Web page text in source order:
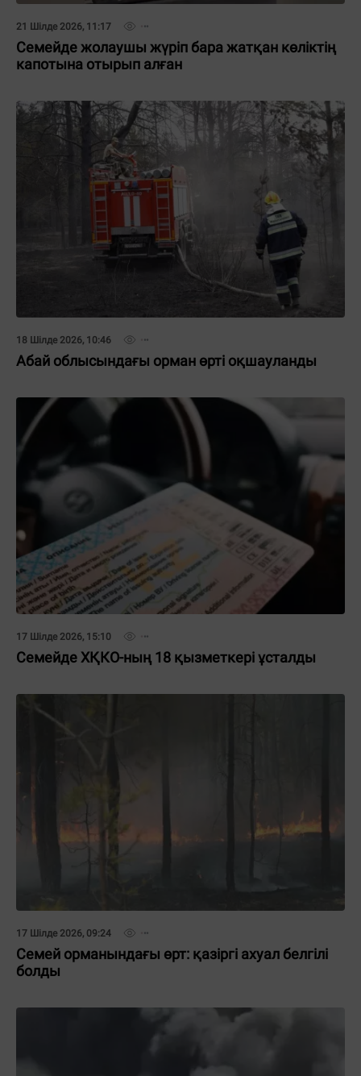
21 Шілде 2026, 11:17
Семейде жолаушы жүріп бара жатқан көліктің
капотына отырып алған
18 Шілде 2026, 10:46
Абай облысындағы орман өрті оқшауланды
17 Шілде 2026, 15:10
Семейде ХҚКО-ның 18 қызметкері ұсталды
17 Шілде 2026, 09:24
Семей орманындағы өрт: қазіргі ахуал белгілі
болды